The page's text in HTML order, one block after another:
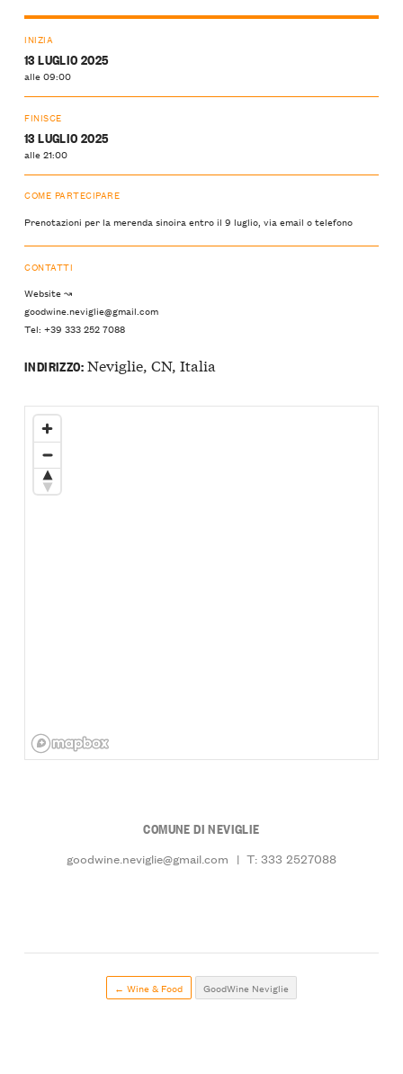
INIZIA
13 LUGLIO 2025
alle 09:00
FINISCE
13 LUGLIO 2025
alle 21:00
COME PARTECIPARE
Prenotazioni per la merenda sinoira entro il 9 luglio, via email o telefono
CONTATTI
Website ↝
goodwine.neviglie@gmail.com
Tel: +39 333 252 7088
INDIRIZZO:Neviglie, CN, Italia
COMUNE DI NEVIGLIE
goodwine.neviglie@gmail.com | T: 333 2527088
← Wine & Food GoodWine Neviglie